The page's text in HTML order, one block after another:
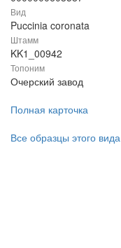
Вид
Puccinia coronata
Штамм
KK1_00942
Топоним
Очерский завод
Полная карточка
Все образцы этого вида